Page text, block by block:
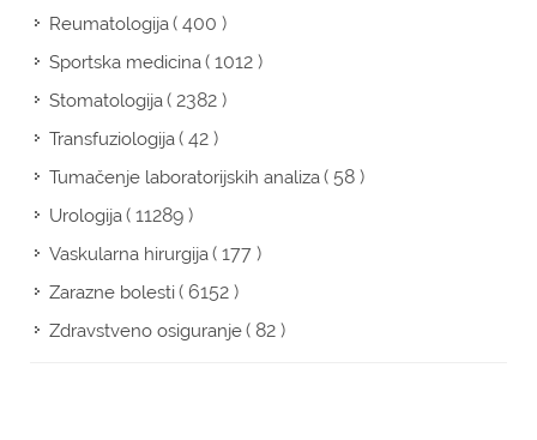
Reumatologija( 400 )
Sportska medicina( 1012 )
Stomatologija( 2382 )
Transfuziologija( 42 )
Tumačenje laboratorijskih analiza( 58 )
Urologija( 11289 )
Vaskularna hirurgija( 177 )
Zarazne bolesti( 6152 )
Zdravstveno osiguranje( 82 )